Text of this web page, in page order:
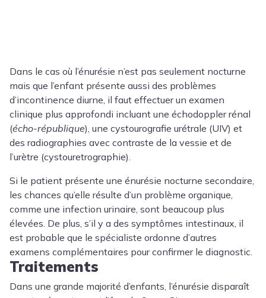
Dans le cas où l’énurésie n’est pas seulement nocturne
mais que l’enfant présente aussi des problèmes
d’incontinence diurne, il faut effectuer un examen
clinique plus approfondi incluant une échodoppler rénal
(écho-république), une cystourografie urétrale (UIV) et
des radiographies avec contraste de la vessie et de
l’urètre (cystouretrographie).
Si le patient présente une énurésie nocturne secondaire,
les chances qu’elle résulte d’un problème organique,
comme une infection urinaire, sont beaucoup plus
élevées. De plus, s’il y a des symptômes intestinaux, il
est probable que le spécialiste ordonne d’autres
examens complémentaires pour confirmer le diagnostic.
Traitements
Dans une grande majorité d’enfants, l’énurésie disparaît